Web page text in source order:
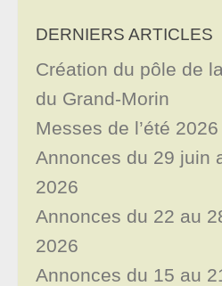
DERNIERS ARTICLES
Création du pôle de
du Grand-Morin
Messes de l’été 2026
Annonces du 29 juin
2026
Annonces du 22 au
2026
Annonces du 15 au